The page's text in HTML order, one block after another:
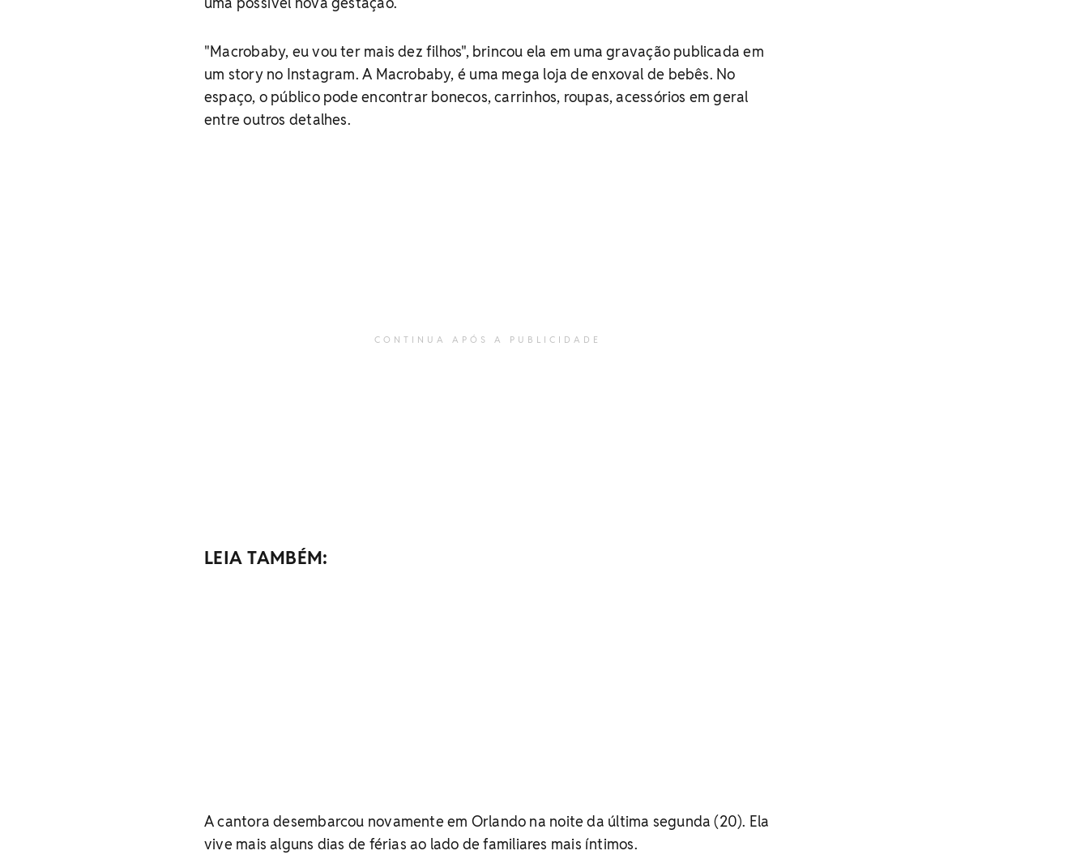
"Macrobaby, eu vou ter mais dez filhos", brincou ela em uma gravação publicada em
um story no Instagram. A Macrobaby, é uma mega loja de enxoval de bebês. No
espaço, o público pode encontrar bonecos, carrinhos, roupas, acessórios em geral
entre outros detalhes.
CONTINUA APÓS A PUBLICIDADE
LEIA TAMBÉM:
A cantora desembarcou novamente em Orlando na noite da última segunda (20). Ela
vive mais alguns dias de férias ao lado de familiares mais íntimos.